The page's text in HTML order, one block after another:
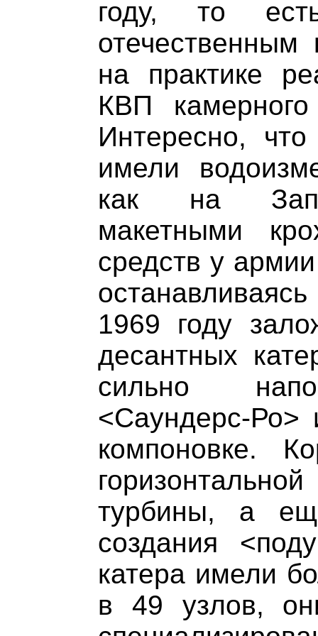
году, то
отечественным
на практике
КВП
Интересно,
имели
как на
макетными
средств у
1969 году
десантных
сильно
<Саундерс-Ро>
компоновке.
турбины, а
создания
катера имели
в 49 узлов,